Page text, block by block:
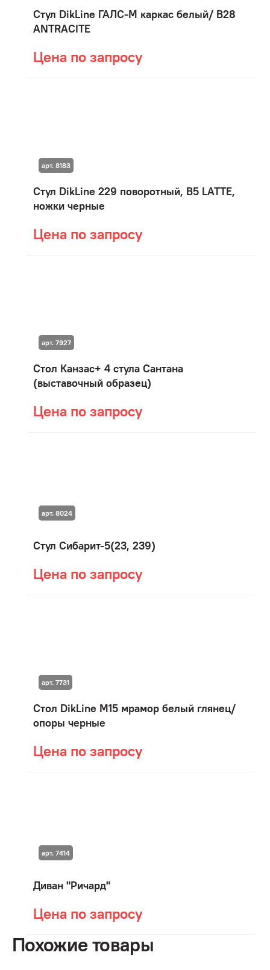
Стул DikLine ГАЛС-М каркас белый/ B28
ANTRACITE
Цена по запросу
Стул DikLine 229 поворотный, B5 LATTE,
ножки черные
Цена по запросу
арт. 8183
Стол Канзас+ 4 стула Сантана
(выставочный образец)
Цена по запросу
арт. 7927
Стул Сибарит-5(23, 239)
Цена по запросу
арт. 8024
Стол DikLine М15 мрамор белый глянец/
опоры черные
Цена по запросу
арт. 7731
Диван "Ричард"
Цена по запросу
арт. 7414
Похожие товары